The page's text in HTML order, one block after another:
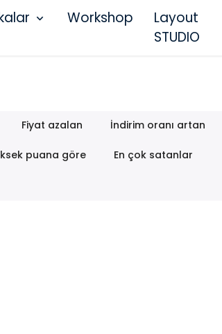
Workshop
Layout
STUDIO
Fiyat azalan İndirim oranı artan
puana göre En çok satanlar